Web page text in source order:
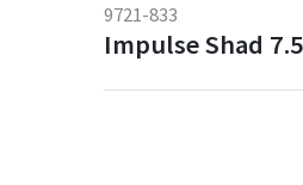
9721-833
Impulse Shad